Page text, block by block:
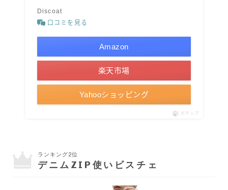
Discoat
口コミを見る
Amazon
楽天市場
Yahooショッピング
ポチップ
ランキング2位
デニムZIP使いビスチェ